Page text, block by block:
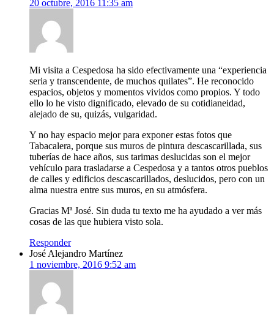
20 octubre, 2016 11:35 am
Mi visita a Cespedosa ha sido efectivamente una “experiencia
seria y transcendente, de muchos quilates”. He reconocido
espacios, objetos y momentos vividos como propios. Y todo
ello lo he visto dignificado, elevado de su cotidianeidad,
alejado de su, quizás, vulgaridad.
Y no hay espacio mejor para exponer estas fotos que
Tabacalera, porque sus muros de pintura descascarillada, sus
tuberías de hace años, sus tarimas deslucidas son el mejor
vehículo para trasladarse a Cespedosa y a tantos otros pueblos
de calles y edificios descascarillados, deslucidos, pero con un
alma nuestra entre sus muros, en su atmósfera.
Gracias Mª José. Sin duda tu texto me ha ayudado a ver más
cosas de las que hubiera visto sola.
Responder
José Alejandro Martínez
1 noviembre, 2016 9:52 am